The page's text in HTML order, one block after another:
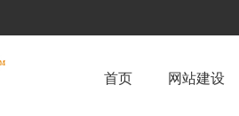
首页 网站建设